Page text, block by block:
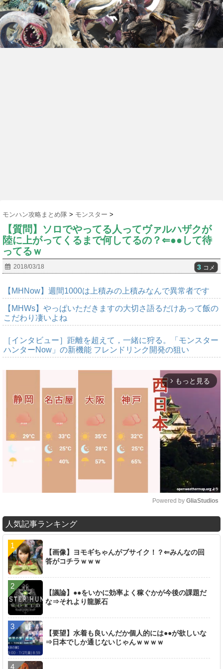
モンハン攻略まとめ隊 > モンスター >
【質問】ソロでやってる人ってヴァルハザクが
陸に上がってくるまで何してるの？⇐●●して待
ってるｗ
2018/03/18 3 コメ
【MHNow】週間1000は上積みの上積みなんで異常者です
【MHWs】やっぱいただきますの大切さ語るだけあって飯の
こだわり凄いよね
［インタビュー］距離を超えて，一緒に狩る。「モンスター
ハンターNow」の新機能 フレンドリンク開発の狙い
arrow_forward_ios もっと見る
u
e
Powered by GliaStudios
人気記事ランキング
【画像】ヨモギちゃんがブサイク！？⇐みんなの回
答がコチラｗｗｗ
【議論】●●をいかに効率よく稼ぐかが今後の課題だ
な⇒それより龍脈石
【要望】水着も良いんだか個人的には●●が欲しいな
⇒日本でしか通じないじゃんｗｗｗｗ